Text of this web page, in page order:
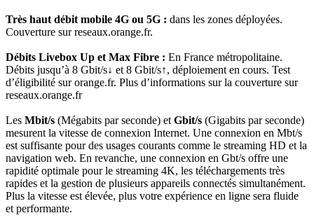
Très haut débit mobile 4G ou 5G : dans les zones déployées.
Couverture sur reseaux.orange.fr.
Débits Livebox Up et Max Fibre : En France métropolitaine.
Débits jusqu’à 8 Gbit/s↓ et 8 Gbit/s↑, déploiement en cours. Test
d’éligibilité sur orange.fr. Plus d’informations sur la couverture sur
reseaux.orange.fr
Les Mbit/s (Mégabits par seconde) et Gbit/s (Gigabits par seconde)
mesurent la vitesse de connexion Internet. Une connexion en Mbt/s
est suffisante pour des usages courants comme le streaming HD et la
navigation web. En revanche, une connexion en Gbt/s offre une
rapidité optimale pour le streaming 4K, les téléchargements très
rapides et la gestion de plusieurs appareils connectés simultanément.
Plus la vitesse est élevée, plus votre expérience en ligne sera fluide
et performante.